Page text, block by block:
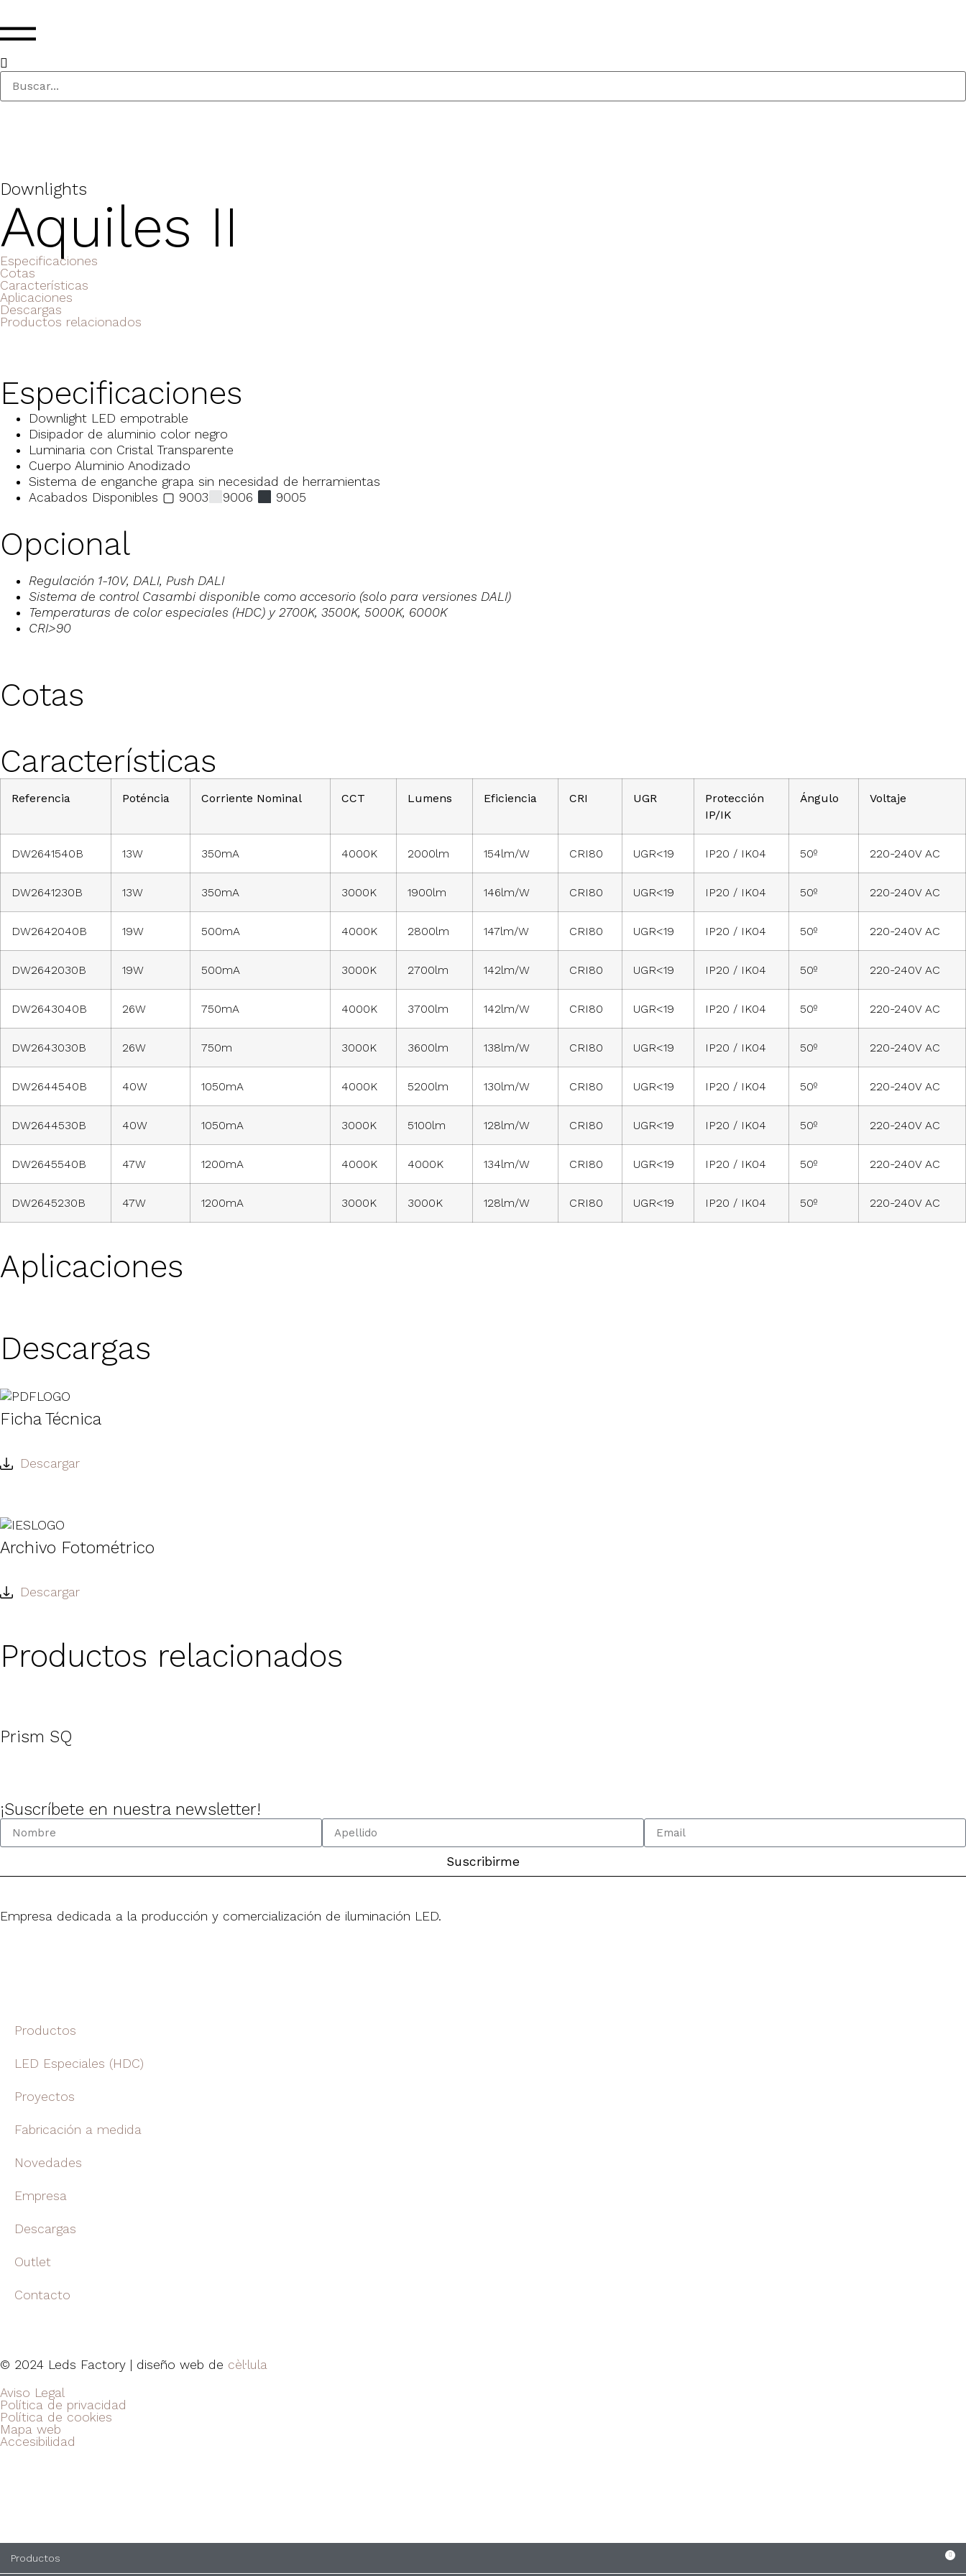
Downlights
Aquiles II
Especificaciones
Cotas
Características
Aplicaciones
Descargas
Productos relacionados
Especificaciones
Downlight LED empotrable
Disipador de aluminio color negro
Luminaria con Cristal Transparente
Cuerpo Aluminio Anodizado
Sistema de enganche grapa sin necesidad de herramientas
Acabados Disponibles ▢ 9003
9006 9005
Opcional
Regulación 1-10V, DALI, Push DALI
Sistema de control Casambi disponible como accesorio (solo para versiones DALI)
Temperaturas de color especiales (HDC) y 2700K, 3500K, 5000K, 6000K
CRI>90
Cotas
Características
Referencia Poténcia Corriente Nominal CCT Lumens Eficiencia CRI UGR
Protección
IP/IK
Ángulo Voltaje
DW2641540B 13W 350mA 4000K 2000lm 154lm/W CRI80 UGR<19 IP20 / IK04 50º 220-240V AC
DW2641230B 13W 350mA 3000K 1900lm 146lm/W CRI80 UGR<19 IP20 / IK04 50º 220-240V AC
DW2642040B 19W 500mA 4000K 2800lm 147lm/W CRI80 UGR<19 IP20 / IK04 50º 220-240V AC
DW2642030B 19W 500mA 3000K 2700lm 142lm/W CRI80 UGR<19 IP20 / IK04 50º 220-240V AC
DW2643040B 26W 750mA 4000K 3700lm 142lm/W CRI80 UGR<19 IP20 / IK04 50º 220-240V AC
DW2643030B 26W 750m 3000K 3600lm 138lm/W CRI80 UGR<19 IP20 / IK04 50º 220-240V AC
DW2644540B 40W 1050mA 4000K 5200lm 130lm/W CRI80 UGR<19 IP20 / IK04 50º 220-240V AC
DW2644530B 40W 1050mA 3000K 5100lm 128lm/W CRI80 UGR<19 IP20 / IK04 50º 220-240V AC
DW2645540B 47W 1200mA 4000K 4000K 134lm/W CRI80 UGR<19 IP20 / IK04 50º 220-240V AC
DW2645230B 47W 1200mA 3000K 3000K 128lm/W CRI80 UGR<19 IP20 / IK04 50º 220-240V AC
Aplicaciones
Descargas
Ficha Técnica
Descargar
Archivo Fotométrico
Descargar
Productos relacionados
Prism SQ
¡Suscríbete en nuestra newsletter!
Suscribirme
Empresa dedicada a la producción y comercialización de iluminación LED.
Productos
LED Especiales (HDC)
Proyectos
Fabricación a medida
Novedades
Empresa
Descargas
Outlet
Contacto
© 2024 Leds Factory | diseño web de cèl·lula
Aviso Legal
Política de privacidad
Política de cookies
Mapa web
Accesibilidad
Productos